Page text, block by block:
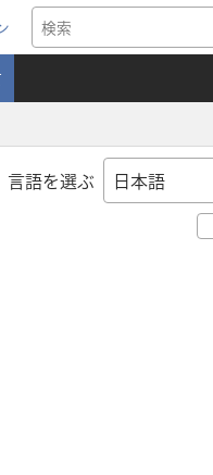
言語を選ぶ